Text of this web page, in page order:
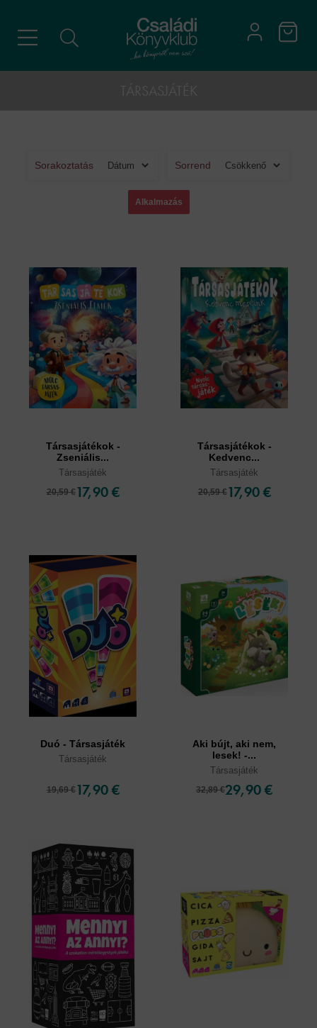
Sorakoztatás Sorrend
Társasjátékok -
Zseniális...
Társasjáték
20,59 € 17,90 €
Társasjátékok -
Kedvenc...
Társasjáték
20,59 € 17,90 €
Duó - Társasjáték
Társasjáték
19,69 € 17,90 €
Aki bújt, aki nem,
lesek! -...
Társasjáték
32,89 €29,90 €